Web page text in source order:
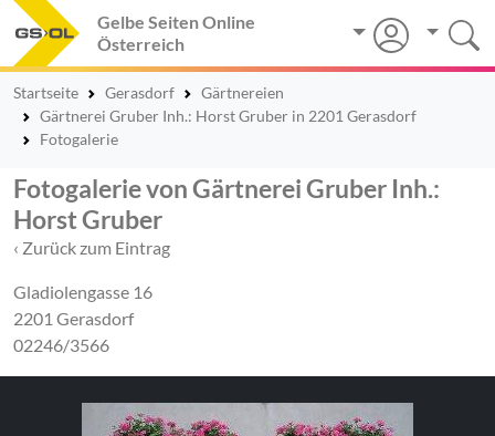
Gelbe Seiten Online
Österreich
Startseite Gerasdorf
Gärtnereien
Gärtnerei Gruber Inh.: Horst Gruber in 2201 Gerasdorf
Fotogalerie
Fotogalerie von Gärtnerei Gruber Inh.:
Horst Gruber
‹ Zurück zum Eintrag
Gladiolengasse 16
2201 Gerasdorf
02246/3566